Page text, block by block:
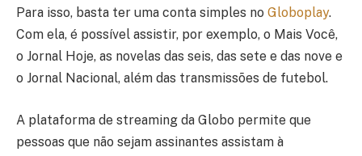
Para isso, basta ter uma conta simples no Globoplay.
Com ela, é possível assistir, por exemplo, o Mais Você,
o Jornal Hoje, as novelas das seis, das sete e das nove e
o Jornal Nacional, além das transmissões de futebol.
A plataforma de streaming da Globo permite que
pessoas que não sejam assinantes assistam à